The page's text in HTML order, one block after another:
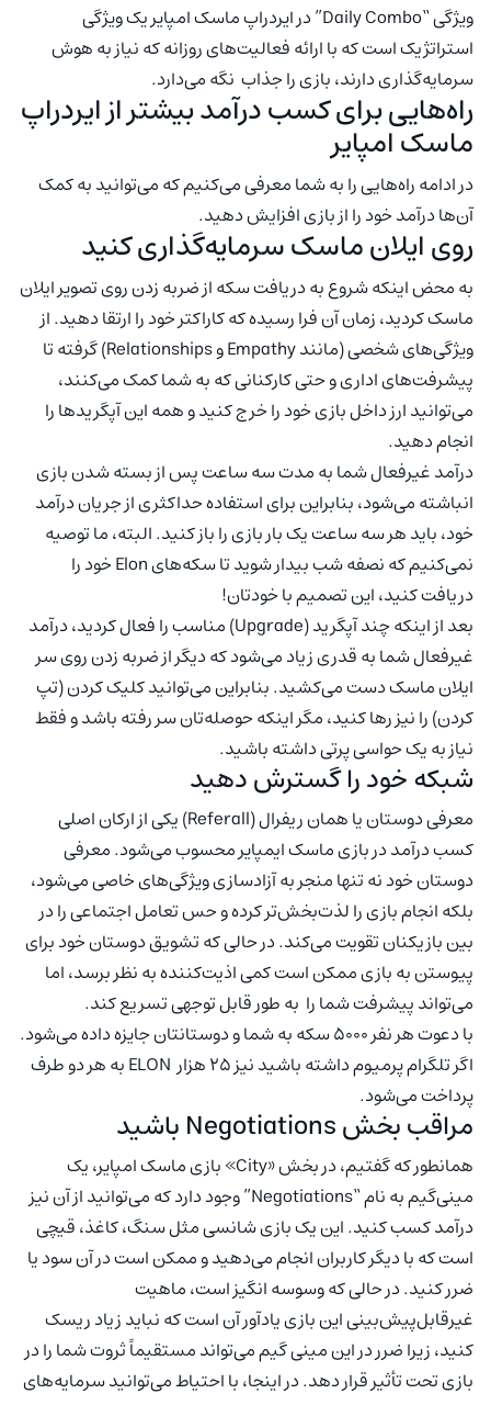
ویژگی “Daily Combo” در ایردراپ ماسک امپایر یک ویژگی
استراتژیک است که با ارائه فعالیت‌های روزانه که نیاز به هوش
سرمایه‌گذاری دارند، بازی را جذاب نگه می‌دارد.
راه‌هایی برای کسب درآمد بیشتر از ایردراپ
ماسک امپایر
در ادامه راه‌هایی را به شما معرفی می‌کنیم که می‌توانید به کمک
آن‌ها درآمد خود را از بازی افزایش دهید.
روی ایلان ماسک سرمایه‌گذاری کنید
به محض اینکه شروع به دریافت سکه از ضربه زدن روی تصویر ایلان
ماسک کردید، زمان آن فرا رسیده که کاراکتر خود را ارتقا دهید. از
ویژگی‌های شخصی (مانند Empathy و Relationships) گرفته تا
پیشرفت‌های اداری و حتی کارکنانی که به شما کمک می‌کنند،
می‌توانید ارز داخل بازی خود را خرج کنید و همه این آپگریدها را
انجام دهید.
درآمد غیرفعال شما به مدت سه ساعت پس از بسته شدن بازی
انباشته می‌شود، بنابراین برای استفاده حداکثری از جریان درآمد
خود، باید هر سه ساعت یک بار بازی را باز کنید. البته، ما توصیه
نمی‌کنیم که نصفه شب بیدار شوید تا سکه‌های Elon خود را
دریافت کنید، این تصمیم با خودتان!
بعد از اینکه چند آپگرید (Upgrade) مناسب را فعال کردید، درآمد
غیرفعال شما به قدری زیاد می‌شود که دیگر از ضربه زدن روی سر
ایلان ماسک دست می‌کشید. بنابراین می‌توانید کلیک کردن (تپ
کردن) را نیز رها کنید، مگر اینکه حوصله‌تان سر رفته باشد و فقط
نیاز به یک حواسی پرتی داشته باشید.
شبکه خود را گسترش دهید
معرفی دوستان یا همان ریفرال (Referall) یکی از ارکان اصلی
کسب درآمد در بازی ماسک ایمپایر محسوب می‌شود. معرفی
دوستان خود نه تنها منجر به آزاد‌سازی ویژگی‌های خاصی می‌شود،‌
بلکه انجام بازی را لذت‌بخش‌تر کرده و حس تعامل اجتماعی را در
بین بازیکنان تقویت می‌کند. در حالی که تشویق دوستان خود برای
پیوستن به بازی ممکن است کمی اذیت‌کننده به نظر برسد، اما
می‌تواند پیشرفت شما را به طور قابل توجهی تسریع کند.
با دعوت هر نفر ۵۰۰۰ سکه به شما و دوستانتان جایزه داده می‌شود.
اگر تلگرام پرمیوم داشته باشید نیز ۲۵ هزار ELON به هر دو طرف
پرداخت می‌شود.
مراقب بخش Negotiations باشید
همانطور که گفتیم، در بخش «City» بازی ماسک امپایر، یک
مینی‌گیم به نام “Negotiations” وجود دارد که می‌توانید از آن نیز
درآمد کسب کنید. این یک بازی شانسی مثل سنگ، کاغذ، قیچی
است که با دیگر کاربران انجام می‌دهید و ممکن است در آن سود یا
ضرر کنید. در حالی که وسوسه انگیز است، ماهیت
غیرقابل‌پیش‌بینی این بازی یادآور آن است که نباید زیاد ریسک
کنید، زیرا ضرر در این مینی گیم می‌تواند مستقیماً ثروت شما را در
بازی تحت تأثیر قرار دهد. در اینجا، با احتیاط می‌توانید سرمایه‌های